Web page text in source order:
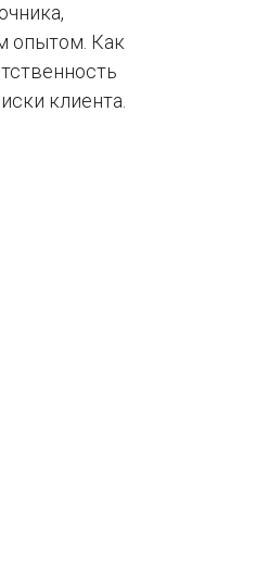
опытом. Как
клиента.